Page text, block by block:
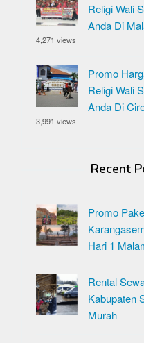
Religi Wali
Anda Di
4,271 views
Promo
Religi Wali
Anda Di
3,991 views
Recent
Promo
Hari 1
Rental
Kabupaten
Murah